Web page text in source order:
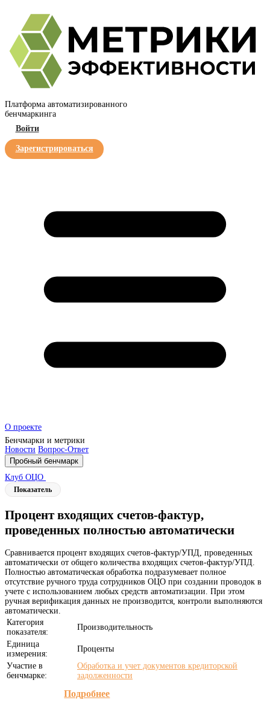
Платформа автоматизированного
бенчмаркинга
Войти
Зарегистрироваться
О проекте
Бенчмарки и метрики
Новости Вопрос-Ответ
Пробный бенчмарк
Клуб ОЦО
Показатель
Процент входящих счетов-фактур,
проведенных полностью автоматически
Сравнивается процент входящих счетов-фактур/УПД, проведенных
автоматически от общего количества входящих счетов-фактур/УПД.
Полностью автоматическая обработка подразумевает полное
отсутствие ручного труда сотрудников ОЦО при создании проводок в
учете с использованием любых средств автоматизации. При этом
ручная верификация данных не производится, контроли выполняются
автоматически.
Категория
показателя:
Производительность
Единица
измерения:
Проценты
Участие в
бенчмарке:
Обработка и учет документов кредиторской
задолженности
Подробнее